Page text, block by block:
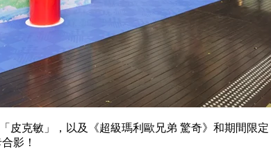
皮克敏」，以及《超級瑪利歐兄弟 驚奇》和期間限定
影！